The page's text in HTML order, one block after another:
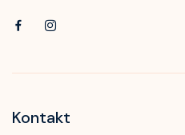
Kontakt